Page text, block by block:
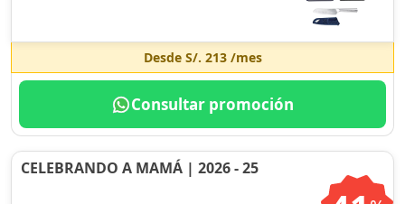
Desde S/. 213/mes
Consultar promoción
CELEBRANDO A MAMÁ | 2026 - 25